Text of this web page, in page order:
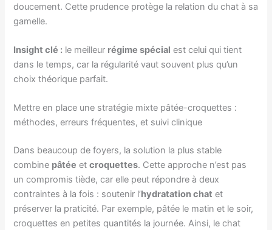
doucement. Cette prudence protège la relation du chat à sa
gamelle.
Insight clé : le meilleur régime spécial est celui qui tient
dans le temps, car la régularité vaut souvent plus qu’un
choix théorique parfait.
Mettre en place une stratégie mixte pâtée-croquettes :
méthodes, erreurs fréquentes, et suivi clinique
Dans beaucoup de foyers, la solution la plus stable
combine pâtée etcroquettes. Cette approche n’est pas
un compromis tiède, car elle peut répondre à deux
contraintes à la fois : soutenir l’hydratation chat et
préserver la praticité. Par exemple, pâtée le matin et le soir,
croquettes en petites quantités la journée. Ainsi, le chat